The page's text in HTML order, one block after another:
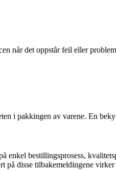
når det oppstår feil eller
i pakkingen av varene. En
enkel bestillingsprosess,
disse tilbakemeldingene